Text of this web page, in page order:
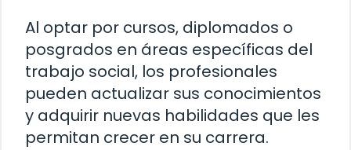
Al optar por cursos, diplomados o
posgrados en áreas específicas del
trabajo social, los profesionales
pueden actualizar sus conocimientos
y adquirir nuevas habilidades que les
permitan crecer en su carrera.